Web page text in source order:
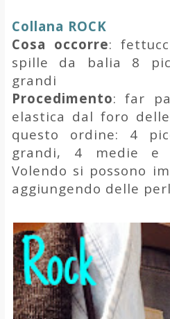
Collana ROCK
Cosa occorre:
spille da balia 8
grandi
Procedimento: far
elastica dal foro
questo ordine: 4
grandi, 4 medie e
Volendo si possono
aggiungendo delle